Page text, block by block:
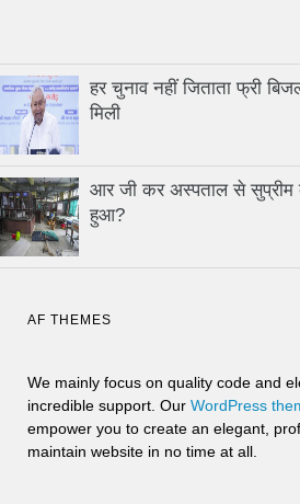
हर चुनाव नहीं जिताता फ्री
मिली
आर जी कर अस्पताल से सुप्रीम
हुआ?
AF THEMES
We mainly focus on quality code and
incredible support. Our WordPress
empower you to create an elegant,
maintain website in no time at all.